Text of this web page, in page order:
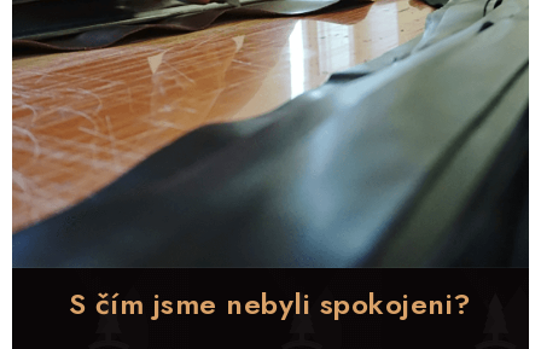
KONTAKTY
Obchodní podmínky Moje objednávka
Doprava a platba
Časté dotazy
Ochrana osobních údajů
Reklamace a vrácení
S čím jsme nebyli spokojeni?